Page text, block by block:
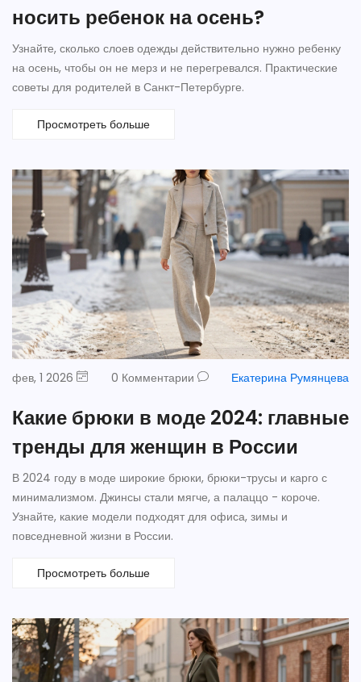
носить ребенок на осень?
Узнайте, сколько слоев одежды действительно нужно ребенку
на осень, чтобы он не мерз и не перегревался. Практические
советы для родителей в Санкт-Петербурге.
Просмотреть больше
фев, 1 2026 0 Комментарии Екатерина Румянцева
Какие брюки в моде 2024: главные
тренды для женщин в России
В 2024 году в моде широкие брюки, брюки-трусы и карго с
минимализмом. Джинсы стали мягче, а палаццо - короче.
Узнайте, какие модели подходят для офиса, зимы и
повседневной жизни в России.
Просмотреть больше